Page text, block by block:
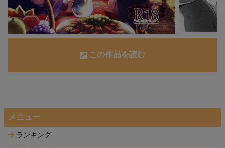
この作品を読む
メニュー
ランキング